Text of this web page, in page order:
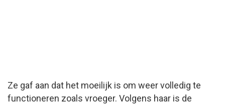
Ze gaf aan dat het moeilijk is om weer volledig te
functioneren zoals vroeger. Volgens haar is de